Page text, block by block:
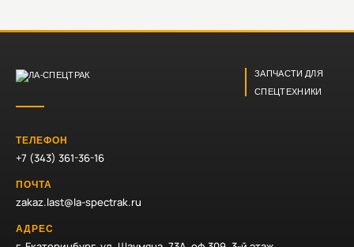
ЗАПЧАСТИ ДЛЯ
СПЕЦТЕХНИКИ
ТЕЛЕФОН
+7 (343) 361-36-16
ПОЧТА
zakaz.last@la-spectrak.ru
АДРЕС